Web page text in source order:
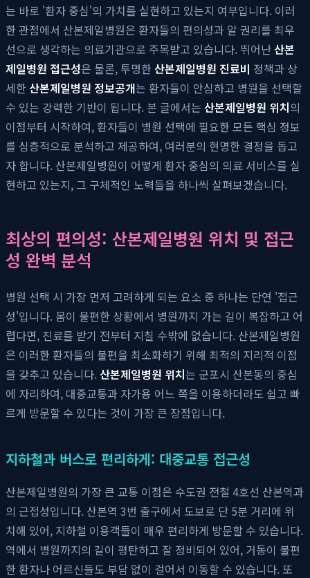
는 바로 '환자 중심'의 가치를 실현하고 있는지 여부입니다. 이러
한 관점에서 산본제일병원은 환자들의 편의성과 알 권리를 최우
선으로 생각하는 의료기관으로 주목받고 있습니다. 뛰어난 산본
제일병원 접근성은 물론, 투명한 산본제일병원 진료비 정책과 상
세한 산본제일병원 정보공개는 환자들이 안심하고 병원을 선택할
수 있는 강력한 기반이 됩니다. 본 글에서는 산본제일병원 위치의
이점부터 시작하여, 환자들이 병원 선택에 필요한 모든 핵심 정보
를 심층적으로 분석하고 제공하여, 여러분의 현명한 결정을 돕고
자 합니다. 산본제일병원이 어떻게 환자 중심의 의료 서비스를 실
현하고 있는지, 그 구체적인 노력들을 하나씩 살펴보겠습니다.
최상의 편의성: 산본제일병원 위치 및 접근
성 완벽 분석
병원 선택 시 가장 먼저 고려하게 되는 요소 중 하나는 단연 '접근
성'입니다. 몸이 불편한 상황에서 병원까지 가는 길이 복잡하고 어
렵다면, 진료를 받기 전부터 지칠 수밖에 없습니다. 산본제일병원
은 이러한 환자들의 불편을 최소화하기 위해 최적의 지리적 이점
을 갖추고 있습니다. 산본제일병원 위치는 군포시 산본동의 중심
에 자리하여, 대중교통과 자가용 어느 쪽을 이용하더라도 쉽고 빠
르게 방문할 수 있다는 것이 가장 큰 장점입니다.
지하철과 버스로 편리하게: 대중교통 접근성
산본제일병원의 가장 큰 교통 이점은 수도권 전철 4호선 산본역과
의 근접성입니다. 산본역 3번 출구에서 도보로 단 5분 거리에 위
치해 있어, 지하철 이용객들이 매우 편리하게 방문할 수 있습니다.
역에서 병원까지의 길이 평탄하고 잘 정비되어 있어, 거동이 불편
한 환자나 어르신들도 부담 없이 걸어서 이동할 수 있습니다. 또